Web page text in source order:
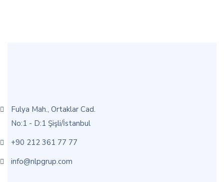
Fulya Mah., Ortaklar Cad.
No:1 - D:1 Şişli/İstanbul
+90 212 361 77 77
info@nlpgrup.com